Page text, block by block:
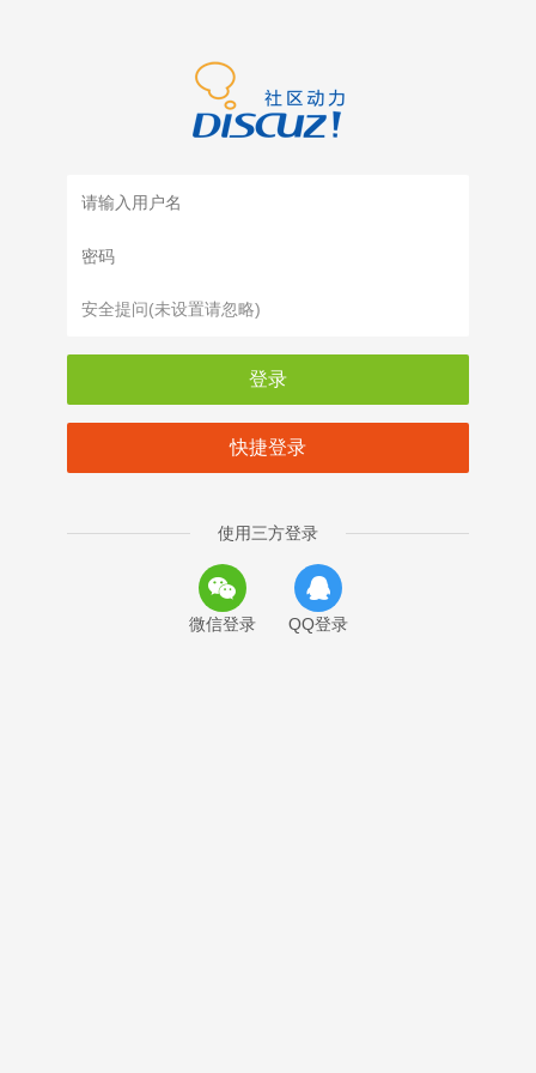
登录
快捷登录
使用三方登录
微信登录 QQ登录